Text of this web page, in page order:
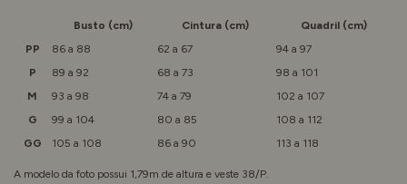
Busto (cm) Cintura (cm)
Quadril (cm)
PP
86 a 88 62 a 67
94 a 97
P
89 a 92 68 a 73
98 a 101
M
93 a 98 74 a 79
102 a 107
G
99 a 104 80 a 85
108 a 112
GG
105 a 108 86 a 90 113 a 118
A modelo da foto possui 1,79m de altura e veste 38/P.